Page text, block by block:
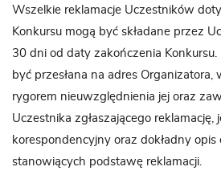
Wszelkie reklamacje Uczestników
Konkursu mogą być składane przez
30 dni od daty zakończenia
być przesłana na adres Organizatora,
rygorem nieuwzględnienia jej oraz
Uczestnika zgłaszającego reklamację,
korespondencyjny oraz dokładny opis
stanowiących podstawę reklamacji.